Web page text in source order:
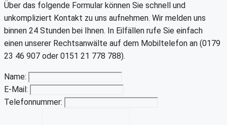
Über das folgende Formular können Sie schnell und
unkompliziert Kontakt zu uns aufnehmen. Wir melden uns
binnen 24 Stunden bei Ihnen. In Eilfällen rufe Sie einfach
einen unserer Rechtsanwälte auf dem Mobiltelefon an (0179
23 46 907 oder 0151 21 778 788).
Name:
E-Mail:
Telefonnummer: